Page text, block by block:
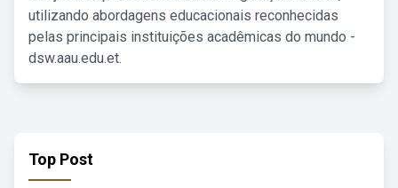
utilizando abordagens educacionais reconhecidas
pelas principais instituições acadêmicas do mundo -
dsw.aau.edu.et.
Top Post